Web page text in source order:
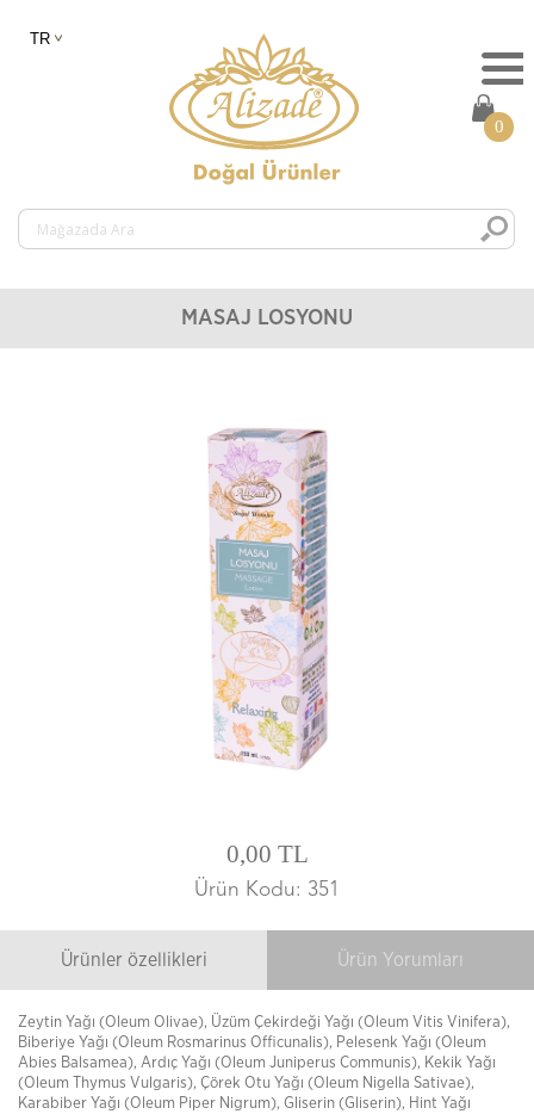
0
MASAJ LOSYONU
0,00 TL
Ürün Kodu: 351
Ürünler özellikleri Ürün Yorumları
Zeytin Yağı (Oleum Olivae), Üzüm Çekirdeği Yağı (Oleum Vitis Vinifera),
Biberiye Yağı (Oleum Rosmarinus Officunalis), Pelesenk Yağı (Oleum
Abies Balsamea), Ardıç Yağı (Oleum Juniperus Communis), Kekik Yağı
(Oleum Thymus Vulgaris), Çörek Otu Yağı (Oleum Nigella Sativae),
Karabiber Yağı (Oleum Piper Nigrum), Gliserin (Gliserin), Hint Yağı